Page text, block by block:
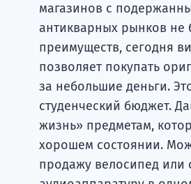
магазинов с
антикварных рынков не
преимуществ, сегодня
позволяет покупать
за небольшие деньги.
студенческий бюджет.
жизнь» предметам,
хорошем состоянии.
продажу велосипед или